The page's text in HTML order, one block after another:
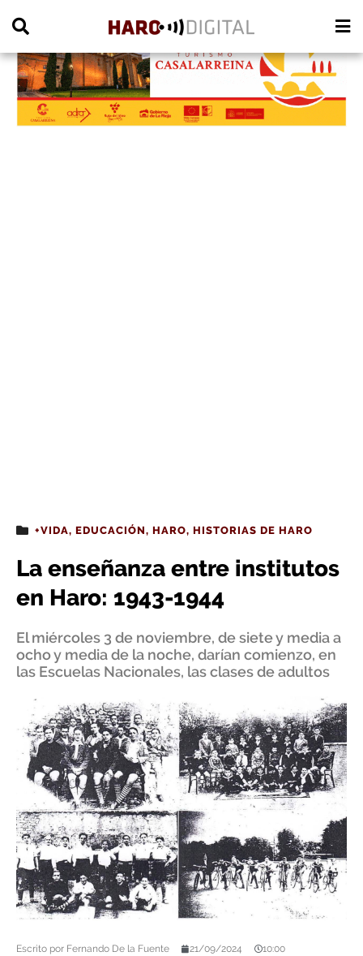
+VIDA, EDUCACIÓN, HARO, HISTORIAS DE HARO
La enseñanza entre institutos
en Haro: 1943-1944
El miércoles 3 de noviembre, de siete y media a
ocho y media de la noche, darían comienzo, en
las Escuelas Nacionales, las clases de adultos
Escrito por Fernando De la Fuente 21/09/2024 10:00